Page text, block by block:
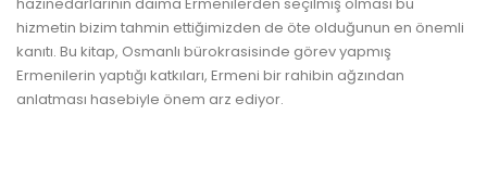
hizmetin bizim tahmin ettiğimizden de öte olduğunun en önemli
kanıtı. Bu kitap, Osmanlı bürokrasisinde görev yapmış
Ermenilerin yaptığı katkıları, Ermeni bir rahibin ağzından
anlatması hasebiyle önem arz ediyor.